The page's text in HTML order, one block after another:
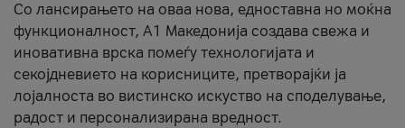
Со лансирањето на оваа нова, едноставна но моќна
функционалност, А1 Македонија создава свежа и
иновативна врска помеѓу технологијата и
секојдневието на корисниците, претворајќи ја
лојалноста во вистинско искуство на споделување,
радост и персонализирана вредност.